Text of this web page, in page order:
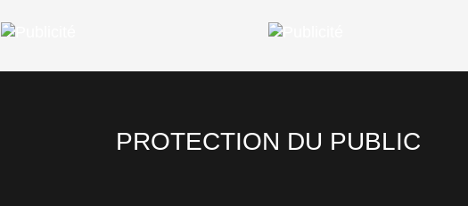
PROTECTION DU PUBLIC